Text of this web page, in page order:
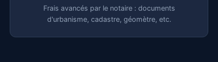
Frais avancés par le notaire : documents
d'urbanisme, cadastre, géomètre, etc.